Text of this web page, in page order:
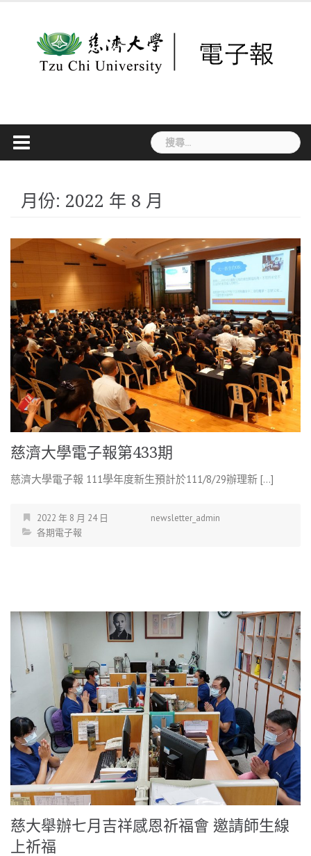
搜
尋
字:
月份: 2022 年 8 月
慈濟大學電子報第433期
慈濟大學電子報 111學年度新生預計於111/8/29辦理新 […]
2022 年 8 月 24 日
newsletter_admin
各期電子報
慈大舉辦七月吉祥感恩祈福會 邀請師生線
上祈福